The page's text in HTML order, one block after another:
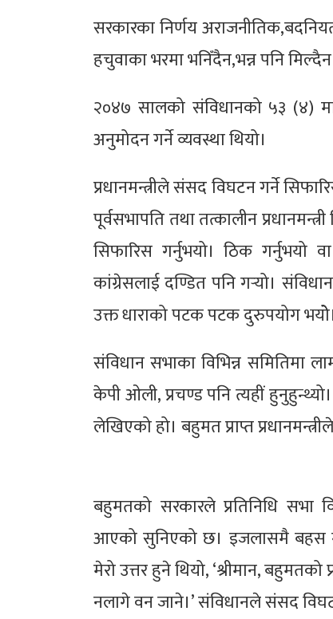
सरकारका निर्णय
हचुवाका भरमा भनिँदैन,भन्न पनि
२०४७ सालको संविधानको ५३ (४)
अनुमोदन गर्ने व्यवस्था थियो।
प्रधानमन्त्रीले संसद विघटन गर्ने
पूर्वसभापति तथा तत्कालीन
सिफारिस गर्नुभयो। ठिक गर्नुभयो
कांग्रेसलाई दण्डित पनि गर्‍यो।
उक्त धाराको पटक पटक दुरुपयोग भयोे।
संविधान सभाका विभिन्न समितिमा
केपी ओली, प्रचण्ड पनि त्यहीं
लेखिएको हो। बहुमत प्राप्त
बहुमतको सरकारले प्रतिनिधि सभा
आएको सुनिएको छ। इजलासमै बहस
मेरो उत्तर हुने थियो, ‘श्रीमान,
नलागे वन जाने।’ संविधानले संसद